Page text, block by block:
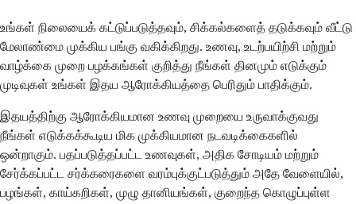
உங்கள் நிலையைக் கட்டுப்படுத்தவும், சிக்கல்களைத் தடுக்கவும் வீட்டு
மேலாண்மை முக்கிய பங்கு வகிக்கிறது. உணவு, உடற்பயிற்சி மற்றும்
வாழ்க்கை முறை பழக்கங்கள் குறித்து நீங்கள் தினமும் எடுக்கும்
முடிவுகள் உங்கள் இதய ஆரோக்கியத்தை பெரிதும் பாதிக்கும்.
இதயத்திற்கு ஆரோக்கியமான உணவு முறையை உருவாக்குவது
நீங்கள் எடுக்கக்கூடிய மிக முக்கியமான நடவடிக்கைகளில்
ஒன்றாகும். பதப்படுத்தப்பட்ட உணவுகள், அதிக சோடியம் மற்றும்
சேர்க்கப்பட்ட சர்க்கரைகளை வரம்புக்குட்படுத்தும் அதே வேளையில்,
பழங்கள், காய்கறிகள், முழு தானியங்கள், குறைந்த கொழுப்புள்ள